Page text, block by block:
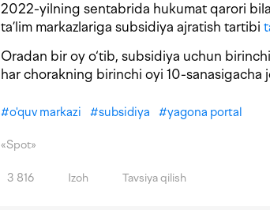
2022-yilning sentabrida hukumat qarori
ta’lim markazlariga subsidiya ajratish tartibi
Oradan bir oy o‘tib, subsidiya uchun
har chorakning birinchi oyi 10-sanasigacha
#o'quv markazi #subsidiya #yagona portal
«Spot»
3 816 Izoh Tavsiya qilish